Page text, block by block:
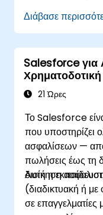
ηλεκτρονικού
Αξιοποιούν
να
email.
Δοκιμάζουν,
στοιχείων
τη
για
εμπλοκή.
Διάβασε
Salesforce για
Διαχείριση
21 Ώρες
Το Salesforce
που υποστηρίζει
ασφαλίσεων —
πωλήσεις έως τη
διοίκηση
Αυτή η
(διαδικτυακή ή
σε